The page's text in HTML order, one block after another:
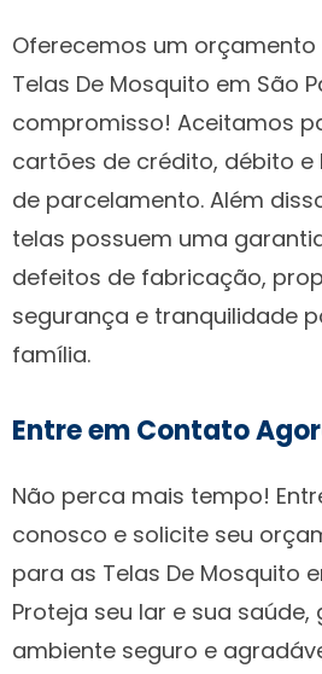
Oferecemos um
Telas De Mosquito em São
compromisso! Aceitamos
cartões de crédito, débito e
de parcelamento. Além
telas possuem uma
defeitos de fabricação,
segurança e tranquilidade
família.
Entre em Contato
Não perca mais tempo!
conosco e solicite seu
para as Telas De Mosquito
Proteja seu lar e sua
ambiente seguro e